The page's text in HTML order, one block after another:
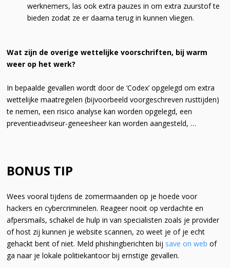
werknemers, las ook extra pauzes in om extra zuurstof te
bieden zodat ze er daarna terug in kunnen vliegen.
Wat zijn de overige wettelijke voorschriften, bij warm
weer op het werk?
In bepaalde gevallen wordt door de ‘Codex’ opgelegd om extra
wettelijke maatregelen (bijvoorbeeld voorgeschreven rusttijden)
te nemen, een risico analyse kan worden opgelegd, een
preventieadviseur-geneesheer kan worden aangesteld, …
BONUS TIP
Wees vooral tijdens de zomermaanden op je hoede voor
hackers en cybercriminelen. Reageer nooit op verdachte en
afpersmails, schakel de hulp in van specialisten zoals je provider
of host zij kunnen je website scannen, zo weet je of je echt
gehackt bent of niet. Meld phishingberichten bij save on web of
ga naar je lokale politiekantoor bij ernstige gevallen.